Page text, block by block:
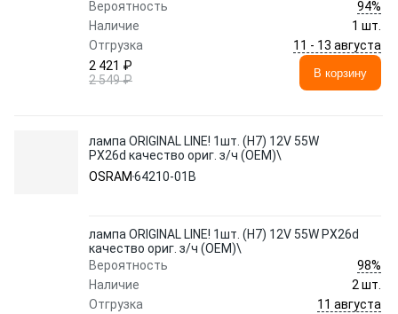
Вероятность
94%
Наличие
1 шт.
Отгрузка
11 - 13 августа
2 421 ₽
2 549 ₽
В корзину
лампа ORIGINAL LINE! 1шт. (H7) 12V 55W
PX26d качество ориг. з/ч (ОЕМ)\
OSRAM 64210-01B
лампа ORIGINAL LINE! 1шт. (H7) 12V 55W PX26d
качество ориг. з/ч (ОЕМ)\
Вероятность
98%
Наличие
2 шт.
Отгрузка
11 августа